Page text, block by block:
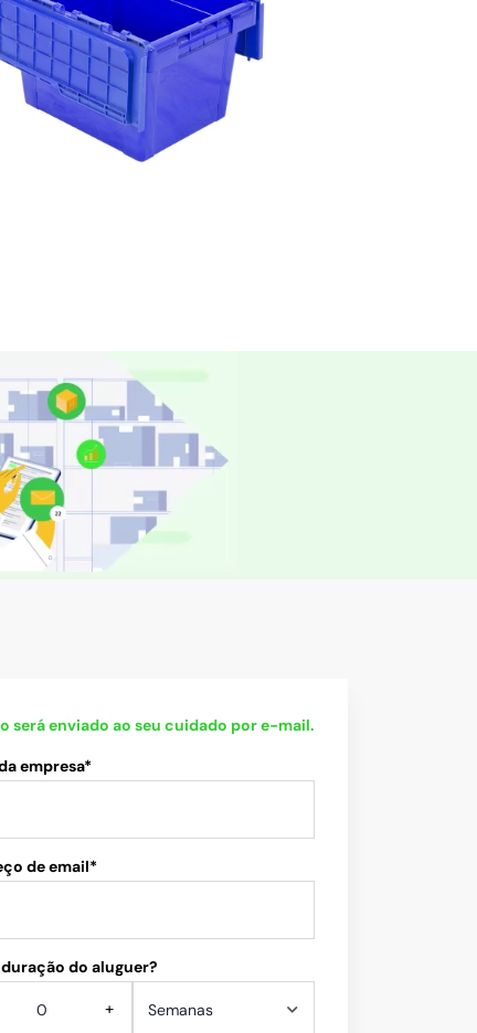
será enviado ao seu cuidado por e-mail.
empresa*
de email*
do aluguer?
+